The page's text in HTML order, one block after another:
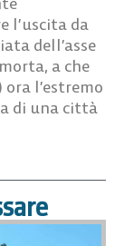
l’uscita da
dell’asse
a che
l’estremo
di una città